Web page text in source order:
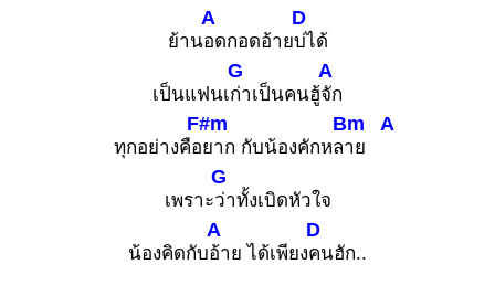
ย้าน
A
อดกอดอ้าย
D
บ่ได้
เป็นแฟนเ
G
ก่าเป็นคนฮู้
A
จัก
ทุกอย่างคือ
F#m
ยาก กับน้องคักหล
Bm
าย
A
เพราะ
G
ว่าทั้งเบิดหัวใจ
น้องคิดกับ
A
อ้าย ได้เพียง
D
คนฮัก..